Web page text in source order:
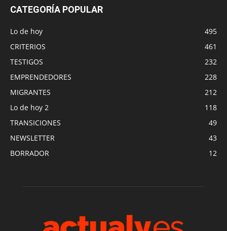
CATEGORÍA POPULAR
Lo de hoy
495
CRITERIOS
461
TESTIGOS
232
EMPRENDEDORES
228
MIGRANTES
212
Lo de hoy 2
118
TRANSICIONES
49
NEWSLETTER
43
BORRADOR
12